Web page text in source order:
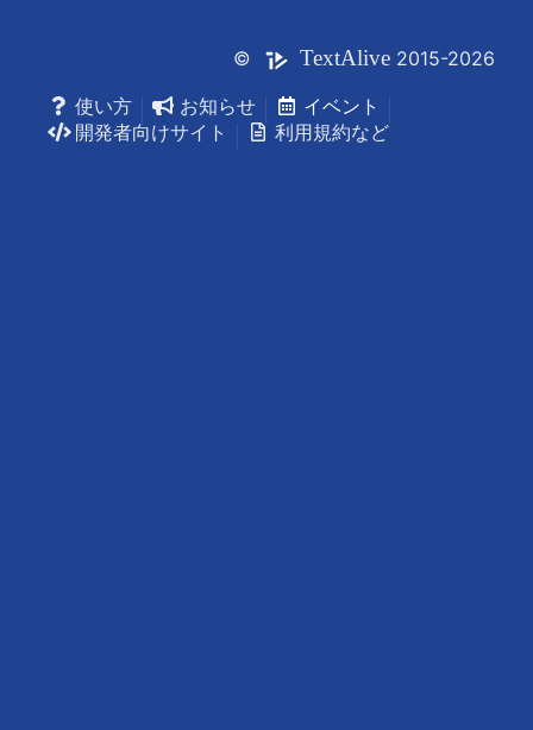
© TextAlive 2015-2026
使い方
お知らせ
イベント
開発者向けサイト
利用規約など